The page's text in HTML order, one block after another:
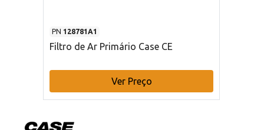
PN 128781A1
Filtro de Ar Primário Case CE
Ver Preço